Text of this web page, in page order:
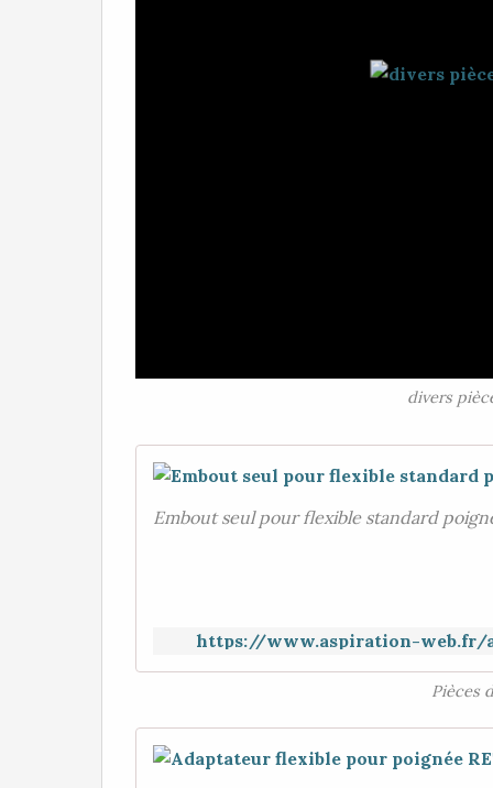
divers
Embout seul pour flexible standard
https://www.aspiration-web.fr/
Pièces